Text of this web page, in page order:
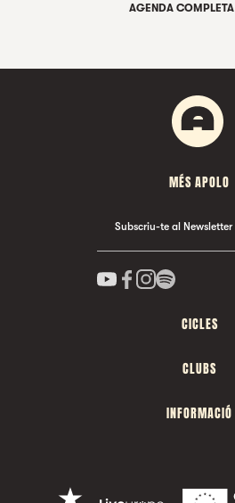
AGENDA COMPLETA
MÉS APOLO
Subscriu-te al Newsletter
CICLES
CLUBS
INFORMACIÓ